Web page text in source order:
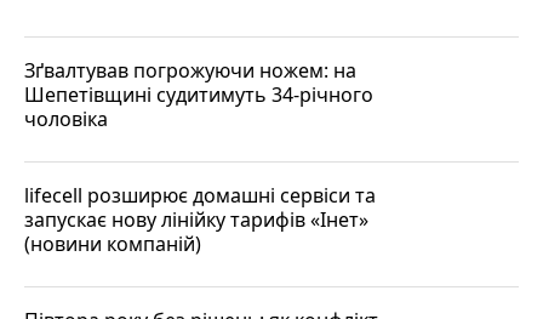
Зґвалтував погрожуючи ножем: на
Шепетівщині судитимуть 34-річного
чоловіка
lifecell розширює домашні сервіси та
запускає нову лінійку тарифів «Інет»
(новини компаній)